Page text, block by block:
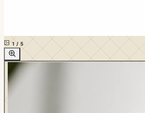
1 /5